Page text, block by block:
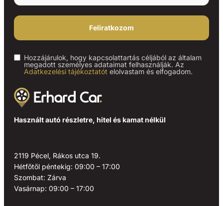
Használt autó részletre, hitel és kamat nélkül
2119 Pécel, Rákos utca 19.
Hétfőtől péntekig: 09:00 – 17:00
Szombat: Zárva
Vasárnap: 09:00 – 17:00
Feliratkozom
Hozzájárulok, hogy kapcsolattartás céljából az általam
megadott személyes adataimat felhasználják. Az
Adatkezelési tájékoztatót elolvastam és elfogadom.